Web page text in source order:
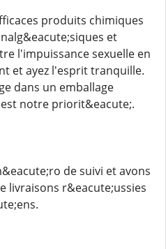
produits chimiques
et
l'impuissance sexuelle en
et ayez l'esprit tranquille.
dans un emballage
notre priorit&eacute;.
de suivi et avons
livraisons r&eacute;ussies